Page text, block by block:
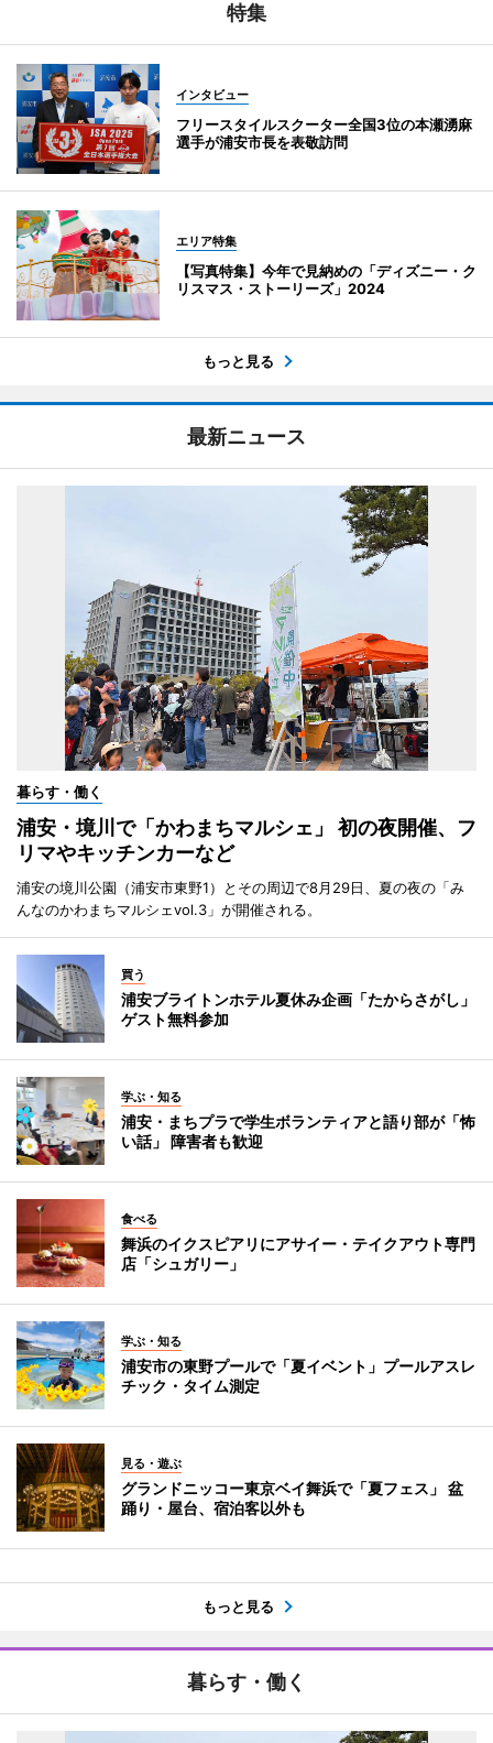
特集
インタビュー
フリースタイルスクーター全国3位の本瀬湧麻
選手が浦安市長を表敬訪問
エリア特集
【写真特集】今年で見納めの「ディズニー・ク
リスマス・ストーリーズ」2024
もっと見る
最新ニュース
暮らす・働く
浦安・境川で「かわまちマルシェ」 初の夜開催、フ
リマやキッチンカーなど
浦安の境川公園（浦安市東野1）とその周辺で8月29日、夏の夜の「み
んなのかわまちマルシェvol.3」が開催される。
買う
浦安ブライトンホテル夏休み企画「たからさがし」
ゲスト無料参加
学ぶ・知る
浦安・まちプラで学生ボランティアと語り部が「怖
い話」 障害者も歓迎
食べる
舞浜のイクスピアリにアサイー・テイクアウト専門
店「シュガリー」
学ぶ・知る
浦安市の東野プールで「夏イベント」プールアスレ
チック・タイム測定
見る・遊ぶ
グランドニッコー東京ベイ舞浜で「夏フェス」 盆
踊り・屋台、宿泊客以外も
もっと見る
暮らす・働く